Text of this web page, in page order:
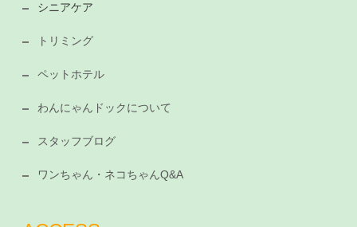
シニアケア
トリミング
ペットホテル
わんにゃんドックについて
スタッフブログ
ワンちゃん・ネコちゃんQ&A